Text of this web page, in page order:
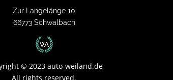
Zur Langelänge 10
66773 Schwalbach
© 2023 auto-weiland.de
All rights reserved.